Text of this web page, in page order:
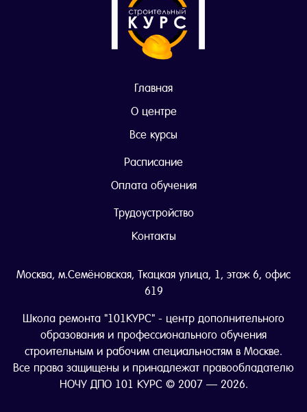
Главная
О центре
Все курсы
Расписание
Оплата обучения
Трудоустройство
Контакты
Москва, м.Семёновская, Ткацкая улица, 1, этаж 6, офис
619
Школа ремонта "101КУРС" - центр дополнительного
образования и профессионального обучения
строительным и рабочим специальностям в Москве.
Все права защищены и принадлежат правообладателю
НОЧУ ДПО 101 КУРС © 2007 — 2026.